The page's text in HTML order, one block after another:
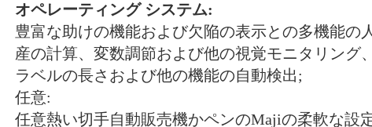
オペレーティング システム:
豊富な助けの機能および欠陥の表示との多機能の
産の計算、変数調節および他の視覚モニタリング
ラベルの長さおよび他の機能の自動検出;
任意:
任意熱い切手自動販売機かペンのMajiの柔軟な設